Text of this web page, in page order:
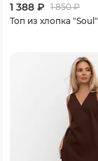
1 388 ₽ 1 850₽
Топ из хлопка "Soul"